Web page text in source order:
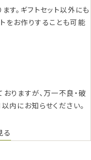
す。ギフトセット以外にも
をお作りすることも可能
りますが、万一不良・破
内にお知らせください。
る